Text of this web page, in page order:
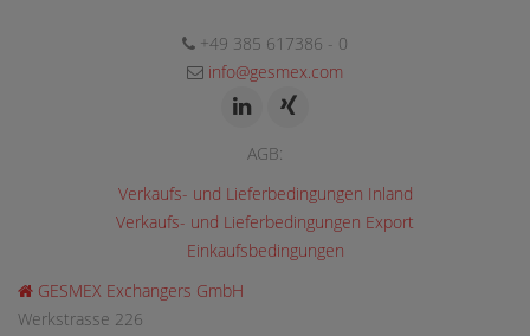
+49 385 617386 - 0
info@gesmex.com
AGB:
Verkaufs- und Lieferbedingungen Inland
Verkaufs- und Lieferbedingungen Export
Einkaufsbedingungen
GESMEX Exchangers GmbH
Werkstrasse 226